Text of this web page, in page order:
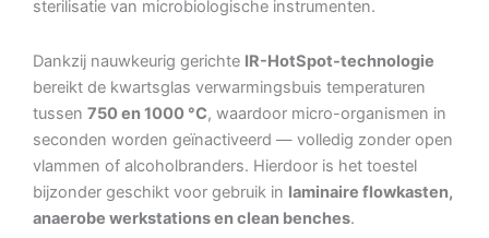
sterilisatie van microbiologische instrumenten.
Dankzij nauwkeurig gerichte IR-HotSpot-technologie
bereikt de kwartsglas verwarmingsbuis temperaturen
tussen 750 en 1000 °C, waardoor micro-organismen in
seconden worden geïnactiveerd — volledig zonder open
vlammen of alcoholbranders. Hierdoor is het toestel
bijzonder geschikt voor gebruik in laminaire flowkasten,
anaerobe werkstations en clean benches.